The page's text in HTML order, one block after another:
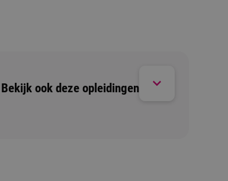
Bekijk ook deze opleidingen